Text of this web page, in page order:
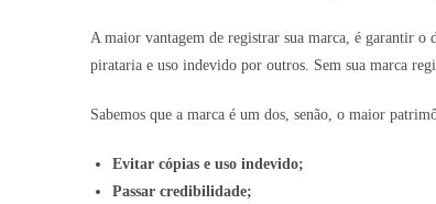
A maior vantagem de registrar sua marca, é garantir
pirataria e uso indevido por outros. Sem sua marca
Sabemos que a marca é um dos, senão, o maior
Evitar cópias e uso indevido;
Passar credibilidade;